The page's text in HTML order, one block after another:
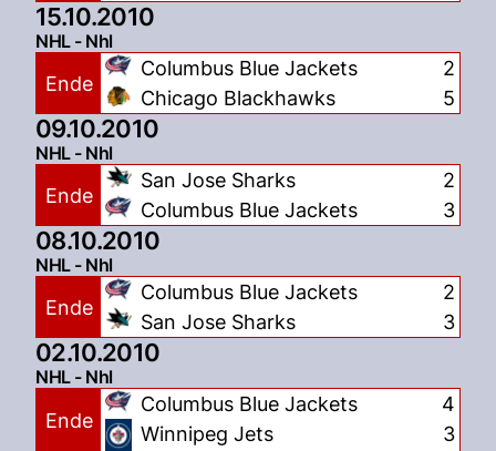
15.10.2010
NHL - Nhl
Ende
Columbus Blue Jackets
Chicago Blackhawks
2
5
09.10.2010
NHL - Nhl
Ende
San Jose Sharks
Columbus Blue Jackets
2
3
08.10.2010
NHL - Nhl
Ende
Columbus Blue Jackets
San Jose Sharks
2
3
02.10.2010
NHL - Nhl
Ende
Columbus Blue Jackets
Winnipeg Jets
4
3